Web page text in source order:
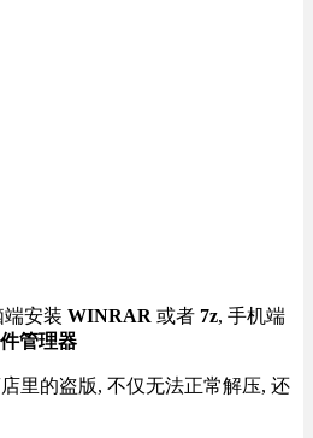
安装 WINRAR 或者 7z, 手机端
管理器
里的盗版, 不仅无法正常解压, 还